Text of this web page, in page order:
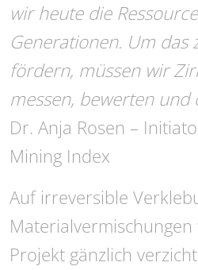
wir heute die
Generationen. Um das
fördern, müssen wir
messen, bewerten und
Dr. Anja Rosen –
Mining Index
Auf irreversible
Projekt gänzlich